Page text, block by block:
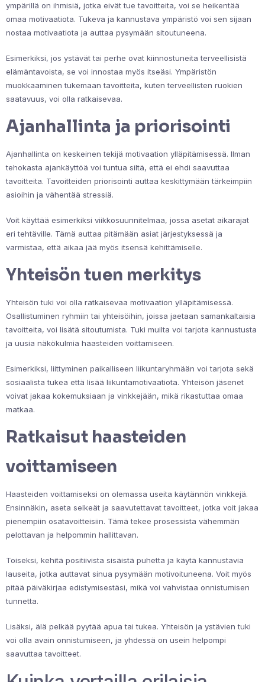
ympärillä on ihmisiä, jotka eivät tue tavoitteita, voi se heikentää
omaa motivaatiota. Tukeva ja kannustava ympäristö voi sen sijaan
nostaa motivaatiota ja auttaa pysymään sitoutuneena.
Esimerkiksi, jos ystävät tai perhe ovat kiinnostuneita terveellisistä
elämäntavoista, se voi innostaa myös itseäsi. Ympäristön
muokkaaminen tukemaan tavoitteita, kuten terveellisten ruokien
saatavuus, voi olla ratkaisevaa.
Ajanhallinta ja priorisointi
Ajanhallinta on keskeinen tekijä motivaation ylläpitämisessä. Ilman
tehokasta ajankäyttöä voi tuntua siltä, että ei ehdi saavuttaa
tavoitteita. Tavoitteiden priorisointi auttaa keskittymään tärkeimpiin
asioihin ja vähentää stressiä.
Voit käyttää esimerkiksi viikkosuunnitelmaa, jossa asetat aikarajat
eri tehtäville. Tämä auttaa pitämään asiat järjestyksessä ja
varmistaa, että aikaa jää myös itsensä kehittämiselle.
Yhteisön tuen merkitys
Yhteisön tuki voi olla ratkaisevaa motivaation ylläpitämisessä.
Osallistuminen ryhmiin tai yhteisöihin, joissa jaetaan samankaltaisia
tavoitteita, voi lisätä sitoutumista. Tuki muilta voi tarjota kannustusta
ja uusia näkökulmia haasteiden voittamiseen.
Esimerkiksi, liittyminen paikalliseen liikuntaryhmään voi tarjota sekä
sosiaalista tukea että lisää liikuntamotivaatiota. Yhteisön jäsenet
voivat jakaa kokemuksiaan ja vinkkejään, mikä rikastuttaa omaa
matkaa.
Ratkaisut haasteiden
voittamiseen
Haasteiden voittamiseksi on olemassa useita käytännön vinkkejä.
Ensinnäkin, aseta selkeät ja saavutettavat tavoitteet, jotka voit jakaa
pienempiin osatavoitteisiin. Tämä tekee prosessista vähemmän
pelottavan ja helpommin hallittavan.
Toiseksi, kehitä positiivista sisäistä puhetta ja käytä kannustavia
lauseita, jotka auttavat sinua pysymään motivoituneena. Voit myös
pitää päiväkirjaa edistymisestäsi, mikä voi vahvistaa onnistumisen
tunnetta.
Lisäksi, älä pelkää pyytää apua tai tukea. Yhteisön ja ystävien tuki
voi olla avain onnistumiseen, ja yhdessä on usein helpompi
saavuttaa tavoitteet.